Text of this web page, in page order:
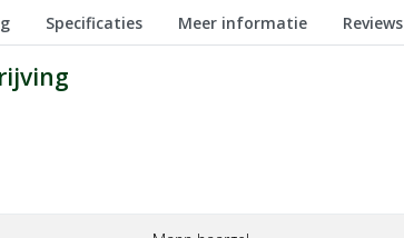
Specificaties Meer informatie Reviews